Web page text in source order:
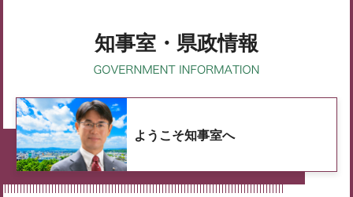
知事室・県政情報
ようこそ知事室へ